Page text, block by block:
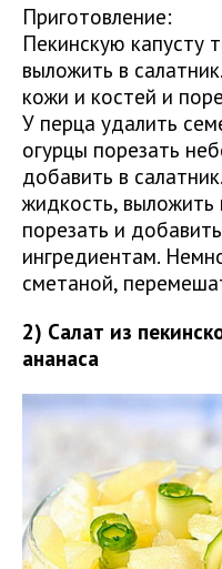
Приготовление:
Пекинскую капусту
выложить в
кожи и костей и
У перца удалить
огурцы порезать
добавить в
жидкость, выложить
порезать и
ингредиентам.
сметаной,
2) Салат из
ананаса